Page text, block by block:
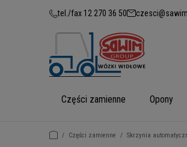
tel./fax 12 270 36 50
Części zamienne Opony
/ Części zamienne / Skrzynia